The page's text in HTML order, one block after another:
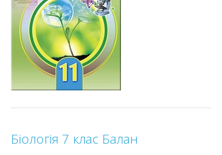
Біологія 7 клас Балан